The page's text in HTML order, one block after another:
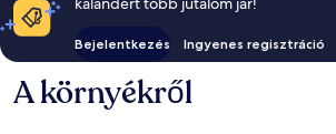
Bejelentkezés Ingyenes regisztráció
A környékről